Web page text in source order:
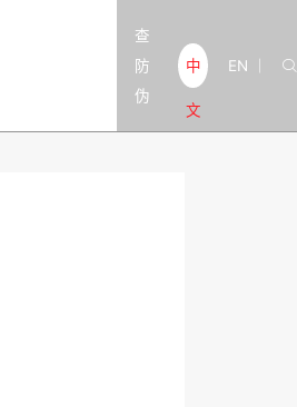
查
防
伪
中
文
EN 